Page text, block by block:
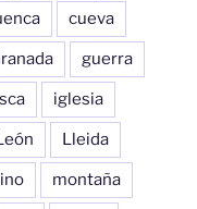
cueva
guerra
iglesia
Lleida
montaña